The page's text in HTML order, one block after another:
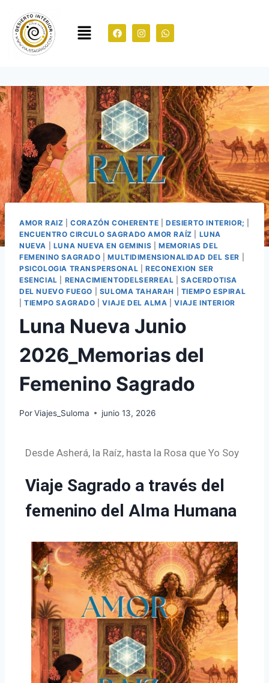
AMOR RAIZ |CORAZÓN COHERENTE |DESIERTO INTERIOR;
ENCUENTRO CIRCULO SAGRADO AMOR RAÍZ
LUNA
NUEVA
LUNA NUEVA EN GEMINIS |MEMORIAS DEL
FEMENINO SAGRADO |MULTIDIMENSIONALIDAD DEL SER
PSICOLOGIA TRANSPERSONAL |RECONEXION SER
ESENCIAL
RENACIMIENTODELSERREAL |SACERDOTISA
DEL NUEVO FUEGO
SULOMA TAHARAH
TIEMPO ESPIRAL
|TIEMPO SAGRADO |VIAJE DEL ALMA |VIAJE INTERIOR
Luna Nueva Junio
2026_Memorias del
Femenino Sagrado
PorViajes_Suloma junio 13, 2026
Desde Asherá, la Raíz, hasta la Rosa que Yo Soy
Viaje Sagrado a través del
femenino del Alma Humana